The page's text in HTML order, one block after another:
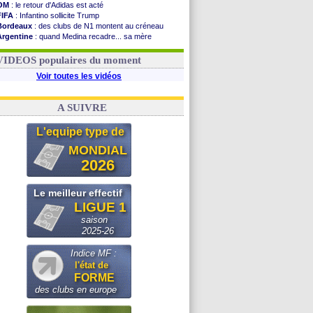
: le retour d'Adidas est acté
: Infantino sollicite Trump
: des clubs de N1 montent au créneau
: quand Medina recadre... sa mère
: Paixão attire un 2e club anglais
populaires du moment
Voir toutes les vidéos
A SUIVRE
L'equipe type de
MONDIAL
2026
Le meilleur effectif
LIGUE 1
saison
2025-26
Indice MF :
l'état de
FORME
des clubs en europe